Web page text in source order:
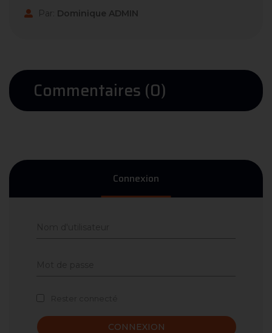
Par: Dominique ADMIN
Commentaires (0)
Connexion
CONNEXION